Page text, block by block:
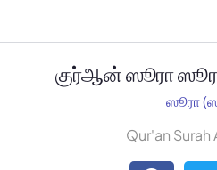
குர்ஆன் ஸூரா
ஸூரா
Qur'an Surah